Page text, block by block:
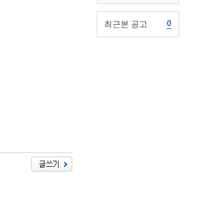
최근본 공고 0